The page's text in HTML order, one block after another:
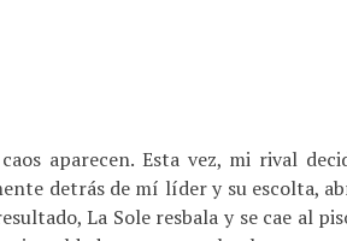
aparecen. Esta vez, mi rival
detrás de mí líder y su escolta,
La Sole resbala y se cae al